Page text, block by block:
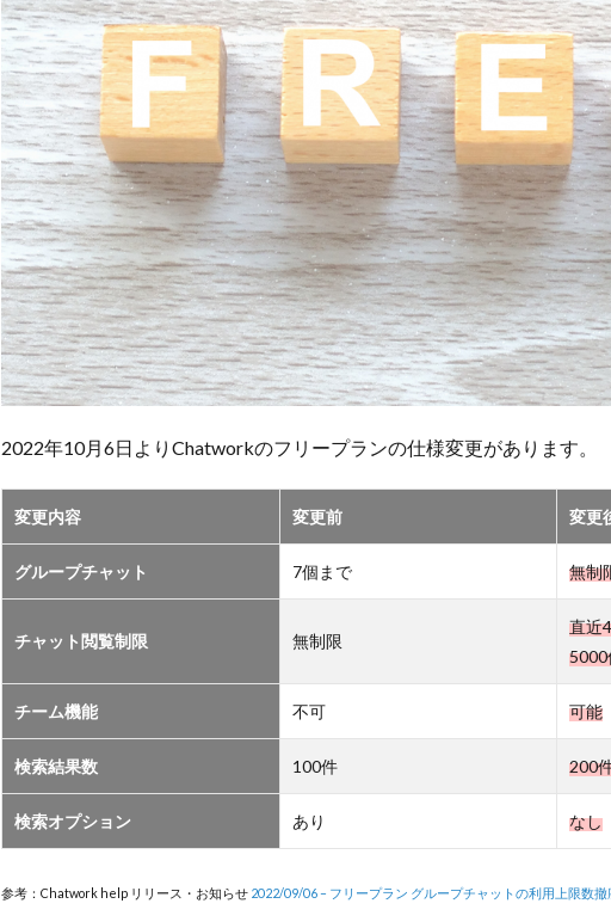
2022年10月6日よりChatworkのフリープランの仕様変更があります。
変更内容 変更前 変更
グループチャット 7個まで 無制
チャット閲覧制限 無制限
直近
5000
チーム機能 不可 可能
検索結果数 100件 200
検索オプション あり なし
参考：Chatwork help リリース・お知らせ 2022/09/06 – フリープラン グループチャットの利用上限数